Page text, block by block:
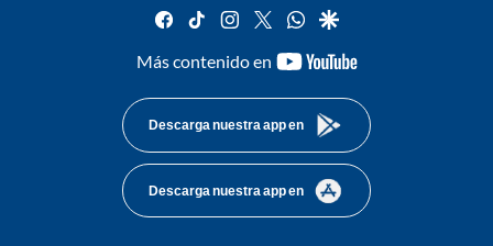
facebook
tiktok instagram
twitterwhatsapp
google
Más contenido en
youtube-
Descarga nuestra app en
Descarga nuestra app en